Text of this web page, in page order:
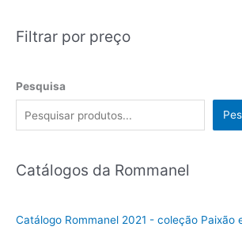
Filtrar por preço
Pesquisa
Catálogos da Rommanel
Catálogo Rommanel 2021 - coleção Paixão